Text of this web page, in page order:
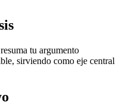
tu argumento
sirviendo como eje central